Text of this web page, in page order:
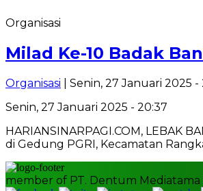
Organisasi
Milad Ke-10 Badak
Organisasi | Senin, 27 Januari 2025 -
Senin, 27 Januari 2025 - 20:37
HARIANSINARPAGI.COM, LEBAK
di Gedung PGRI, Kecamatan
member of PT. Dentum